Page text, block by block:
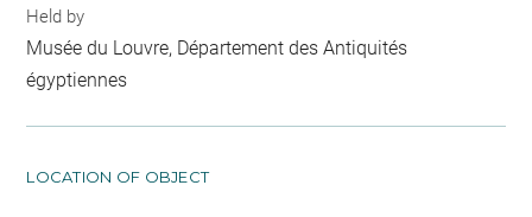
Held by
Musée du Louvre, Département des Antiquités
égyptiennes
LOCATION OF OBJECT